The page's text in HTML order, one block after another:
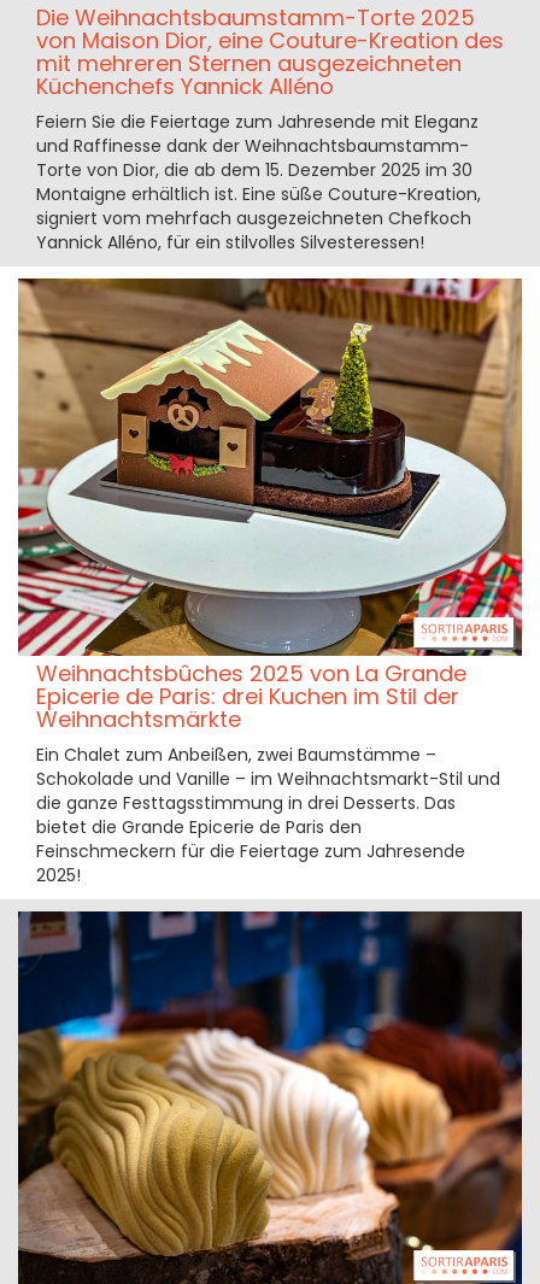
Die Weihnachtsbaumstamm-Torte 2025
von Maison Dior, eine Couture-Kreation des
mit mehreren Sternen ausgezeichneten
Küchenchefs Yannick Alléno
Feiern Sie die Feiertage zum Jahresende mit Eleganz
und Raffinesse dank der Weihnachtsbaumstamm-
Torte von Dior, die ab dem 15. Dezember 2025 im 30
Montaigne erhältlich ist. Eine süße Couture-Kreation,
signiert vom mehrfach ausgezeichneten Chefkoch
Yannick Alléno, für ein stilvolles Silvesteressen!
Weihnachtsbûches 2025 von La Grande
Epicerie de Paris: drei Kuchen im Stil der
Weihnachtsmärkte
Ein Chalet zum Anbeißen, zwei Baumstämme –
Schokolade und Vanille – im Weihnachtsmarkt-Stil und
die ganze Festtagsstimmung in drei Desserts. Das
bietet die Grande Epicerie de Paris den
Feinschmeckern für die Feiertage zum Jahresende
2025!